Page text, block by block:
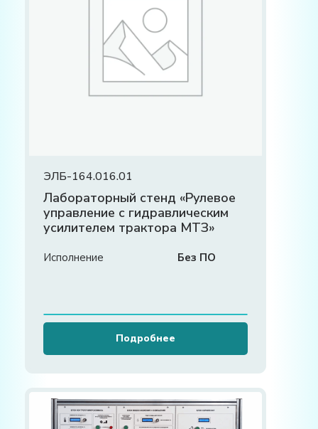
ЭЛБ-164.016.01
Лабораторный стенд «Рулевое
управление с гидравлическим
усилителем трактора МТЗ»
Исполнение Без ПО
Подробнее